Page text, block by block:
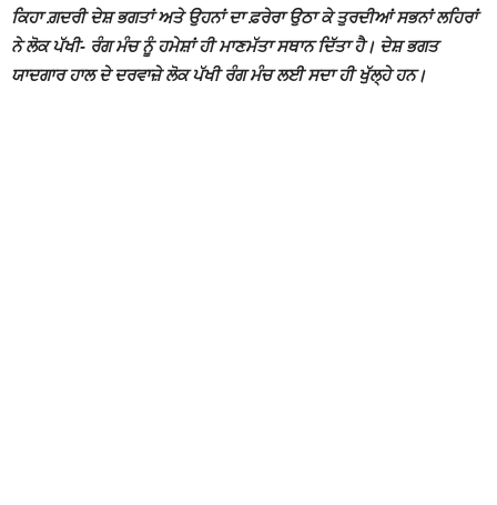
ਕਿਹਾ ਗ਼ਦਰੀ ਦੇਸ਼ ਭਗਤਾਂ ਅਤੇ ਉਹਨਾਂ ਦਾ ਫ਼ਰੇਰਾ ਉਠਾ ਕੇ ਤੁਰਦੀਆਂ ਸਭਨਾਂ ਲਹਿਰਾਂ
ਨੇ ਲੋਕ ਪੱਖੀ- ਰੰਗ ਮੰਚ ਨੂੰ ਹਮੇਸ਼ਾਂ ਹੀ ਮਾਣਮੱਤਾ ਸਥਾਨ ਦਿੱਤਾ ਹੈ। ਦੇਸ਼ ਭਗਤ
ਯਾਦਗਾਰ ਹਾਲ ਦੇ ਦਰਵਾਜ਼ੇ ਲੋਕ ਪੱਖੀ ਰੰਗ ਮੰਚ ਲਈ ਸਦਾ ਹੀ ਖੁੱਲ੍ਹੇ ਹਨ।